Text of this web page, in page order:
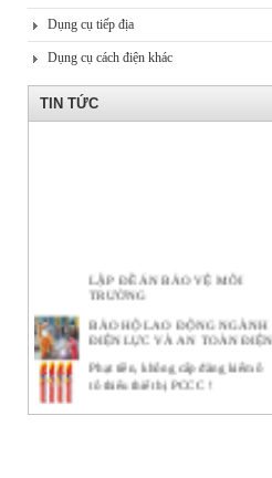
Dụng cụ tiếp địa
Dụng cụ cách điện khác
TIN TỨC
LẬP ĐỀ ÁN BẢO VỆ MÔI
TRƯỜNG
BẢO HỘ LAO ĐỘNG NGÀNH
ĐIỆN LỰC VÀ AN TOÀN ĐIỆN
Phạt tiền, không cấp đăng kiểm ô
tô thiếu thiết bị PCCC !